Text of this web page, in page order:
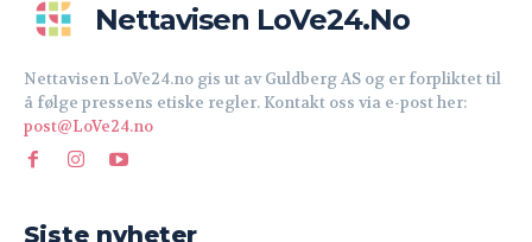
Nettavisen LoVe24.no
Nettavisen LoVe24.no gis ut av Guldberg AS og er forpliktet til
å følge pressens etiske regler. Kontakt oss via e-post her:
post@LoVe24.no
Siste nyheter